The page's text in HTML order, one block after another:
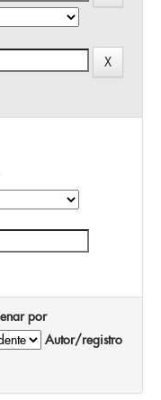
por
Autor/registro